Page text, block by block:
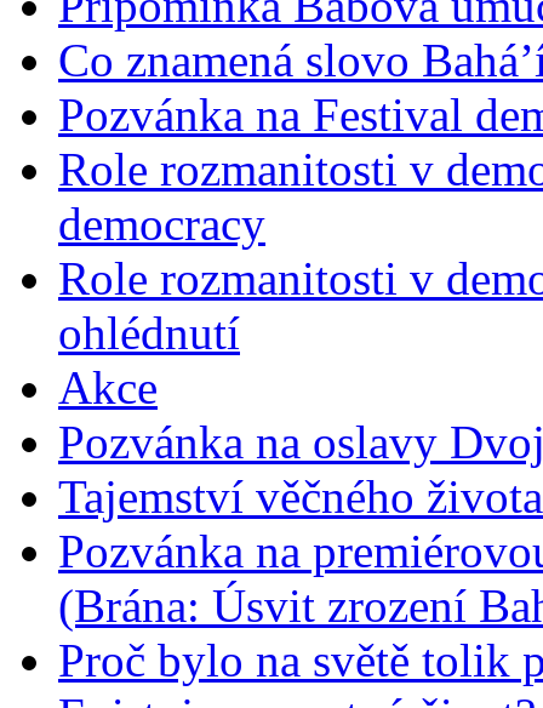
Co znamená slovo
Pozvánka na Festival
Role rozmanitosti v
democracy
Role rozmanitosti v
ohlédnutí
Akce
Pozvánka na oslavy
Tajemství věčného života
Pozvánka na
(Brána: Úsvit zrození
Proč bylo na světě tolik